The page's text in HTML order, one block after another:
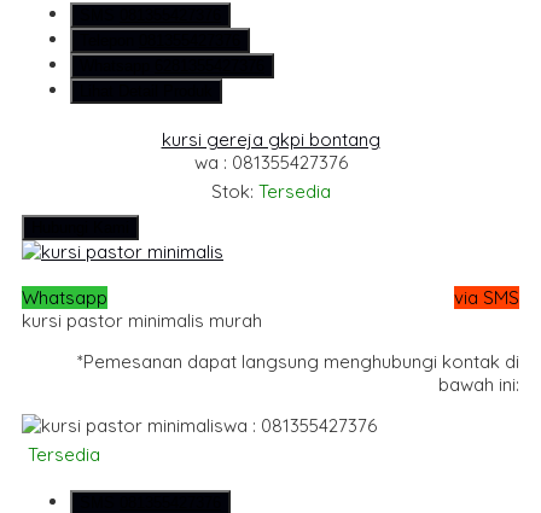
kursi gereja gkpi bontang
wa : 081355427376
Stok: Tersedia
Whatsapp
via SMS
kursi pastor minimalis murah
*Pemesanan dapat langsung menghubungi kontak di
bawah ini:
wa : 081355427376
Tersedia